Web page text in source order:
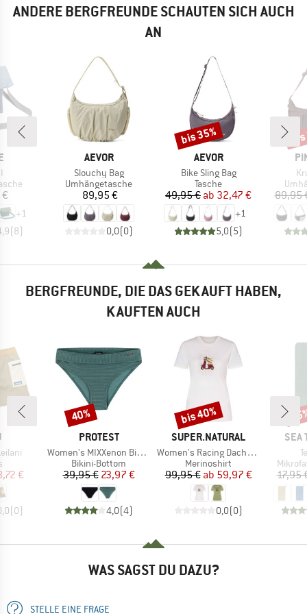
ANDERE BERGFREUNDE SCHAUTEN SICH AUCH
AN
+1
(8)
MARKE
AEVOR
Artikel
Slouchy Bag
Produktgruppe
Umhängetasche
Preis
89,95 €
0,0(0)
MARKE
AEVOR
Artikel
Bike Sling Bag
Produktgruppe
Tasche
Preis
49,95 € reduzierter Preis
ab 32,47 €
+1
5,0(5)
Rabatt
bis 35%
89,95
BERGFREUNDE, DIE DAS GEKAUFT HABEN,
KAUFTEN AUCH
Preis
€
(0)
MARKE
PROTEST
Artikel
Women's MIXXenon Bikini Bottom
Produktgruppe
Bikini-Bottom
Preis
39,95 €reduzierter Preis
23,97 €
4,0(4)
Rabatt
40%
MARKE
SUPER.NATURAL
Artikel
Women's Racing Dachshund Bio Jersey Tee
Produktgruppe
Merinoshirt
Preis
99,95 € reduzierter Preis
ab 59,97 €
0,0(0)
Rabatt
bis 40%
SEA
17,95
WAS SAGST DU DAZU?
STELLE EINE FRAGE